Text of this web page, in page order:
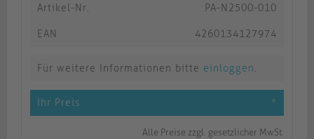
Artikel-Nr. PA-N2500-010
EAN 4260134127974
Für weitere Informationen bitte einloggen.
Ihr Preis *
Alle Preise zzgl. gesetzlicher MwSt.